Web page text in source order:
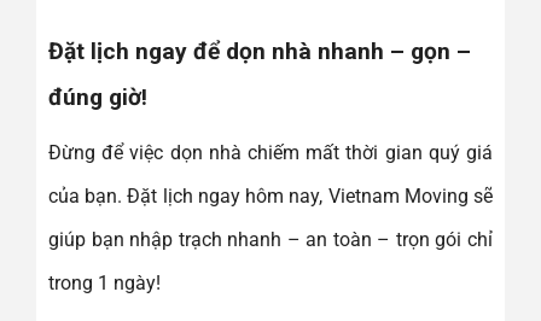
Đặt lịch ngay để dọn nhà nhanh – gọn –
đúng giờ!
Đừng để việc dọn nhà chiếm mất thời gian quý giá
của bạn. Đặt lịch ngay hôm nay, Vietnam Moving sẽ
giúp bạn nhập trạch nhanh – an toàn – trọn gói chỉ
trong 1 ngày!